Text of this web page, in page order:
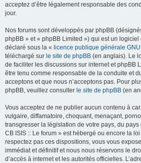
acceptez d’être légalement responsable des
jour.
Nos forums sont développés par phpBB
phpBB » et « phpBB Limited ») qui est un
déclaré sous la « licence publique générale
téléchargé sur le site de phpBB (en anglais). Le
de faciliter les discussions sur internet et phpBB
être tenu comme responsable de la conduite et
acceptons et que nous n’acceptons pas. Pour
phpBB, veuillez consulter le site de phpBB (en
Vous acceptez de ne publier aucun contenu à
vulgaire, diffamatoire, choquant, menaçant,
transgresser la législation de votre pays, du
CB ISIS :: Le forum » est hébergé ou encore la
respectez pas ces dispositions, vous vous
immédiat et définitif et nous nous réservons le
d’accès à internet et les autorités officielles.